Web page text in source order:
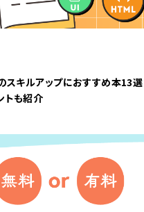
スキルアップにおすすめ本13
トも紹介